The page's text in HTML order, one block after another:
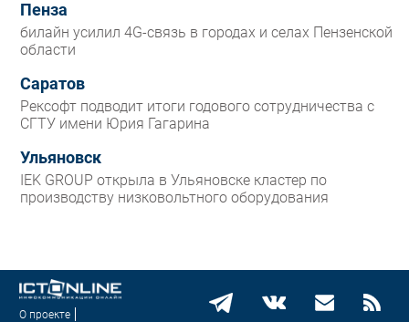
Пенза
билайн усилил 4G-связь в городах и селах Пензенской
области
Саратов
Рексофт подводит итоги годового сотрудничества с
СГТУ имени Юрия Гагарина
Ульяновск
IEK GROUP открыла в Ульяновске кластер по
производству низковольтного оборудования
О проекте